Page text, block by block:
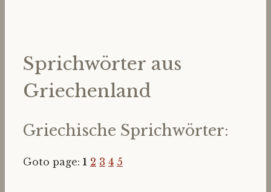
Sprichwörter aus
Griechenland
Griechische Sprichwörter:
Goto page: 1 2 3 4 5